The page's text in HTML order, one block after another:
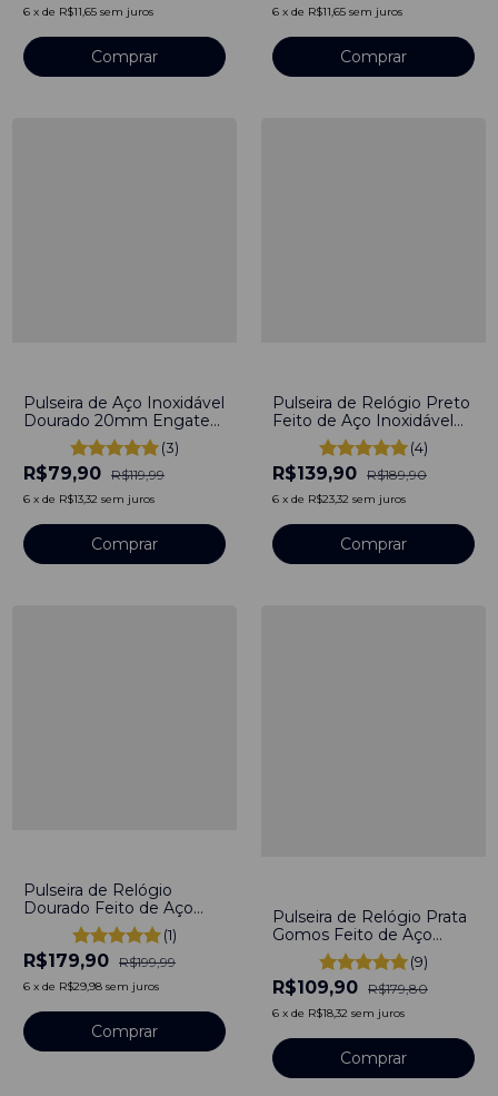
6 x de R$11,65 sem juros
Comprar
6 x de R$11,65 sem juros
Comprar
Pulseira de Aço Inoxidável
Dourado 20mm Engate
Rápido
(3)
R$79,90 R$119,99
6 x de R$13,32 sem juros
Comprar
Pulseira de Relógio Preto
Feito de Aço Inoxidável
Preto 22mm Com
Engate Rápido
(4)
R$139,90 R$189,90
6 x de R$23,32 sem juros
Comprar
Pulseira de Relógio
Dourado Feito de Aço
Inoxidável Dourado
22mm Com Engate
Rápido
(1)
R$179,90 R$199,99
6 x de R$29,98 sem juros
Comprar
Pulseira de Relógio Prata
Gomos Feito de Aço
Inoxidável Prata Silver
22mm Com Engate
Rápido
(9)
R$109,90 R$179,80
6 x de R$18,32 sem juros
Comprar